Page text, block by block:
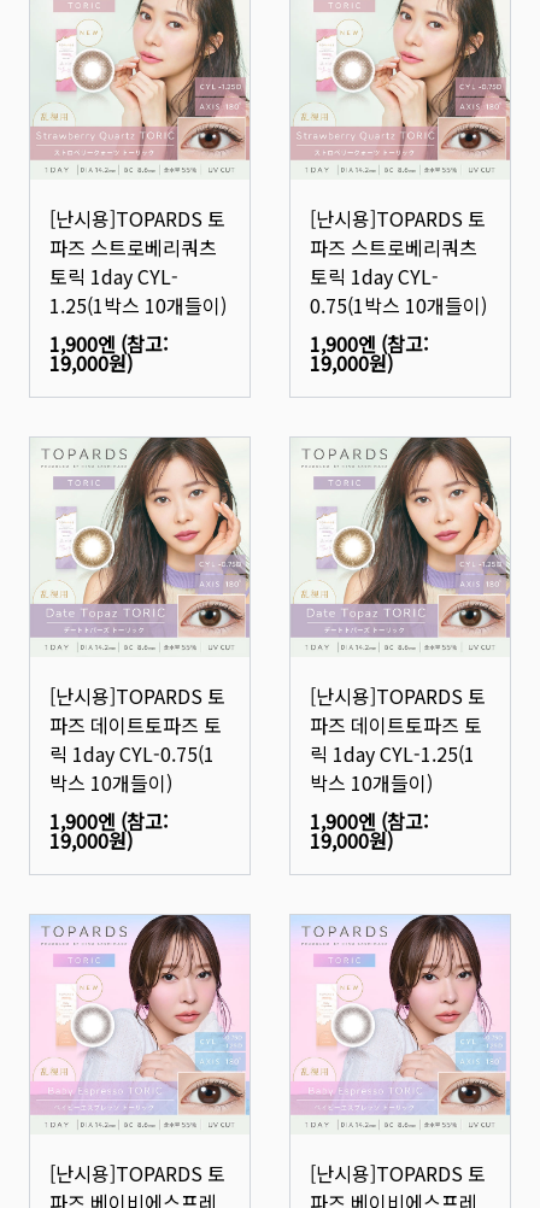
[난시용]TOPARDS 토
파즈 스트로베리쿼츠
토릭 1day CYL-
1.25(1박스 10개들이)
1,900엔 (참고:
19,000원)
[난시용]TOPARDS 토
파즈 스트로베리쿼츠
토릭 1day CYL-
0.75(1박스 10개들이)
1,900엔 (참고:
19,000원)
[난시용]TOPARDS 토
파즈 데이트토파즈 토
릭 1day CYL-0.75(1
박스 10개들이)
1,900엔 (참고:
19,000원)
[난시용]TOPARDS 토
파즈 데이트토파즈 토
릭 1day CYL-1.25(1
박스 10개들이)
1,900엔 (참고:
19,000원)
[난시용]TOPARDS 토
파즈 베이비에스프레
[난시용]TOPARDS 토
파즈 베이비에스프레